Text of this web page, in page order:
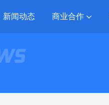
新闻动态 商业合作